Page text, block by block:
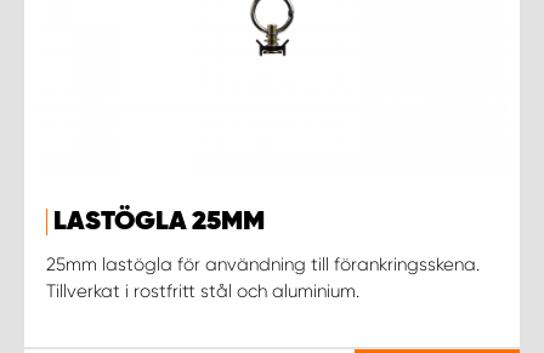
LASTÖGLA 25MM
25mm lastögla för användning till förankringsskena.
Tillverkat i rostfritt stål och aluminium.